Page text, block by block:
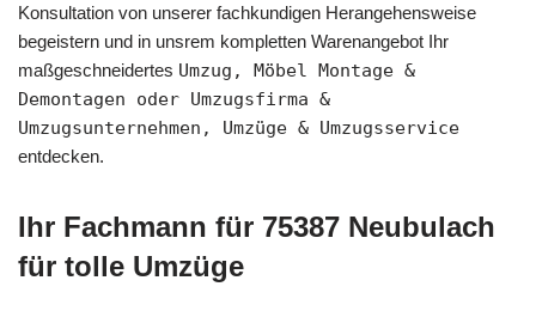
Konsultation von unserer fachkundigen Herangehensweise
begeistern und in unsrem kompletten Warenangebot Ihr
maßgeschneidertes Umzug, Möbel Montage &
Demontagen oder Umzugsfirma &
Umzugsunternehmen, Umzüge & Umzugsservice
entdecken.
Ihr Fachmann für 75387 Neubulach
für tolle Umzüge